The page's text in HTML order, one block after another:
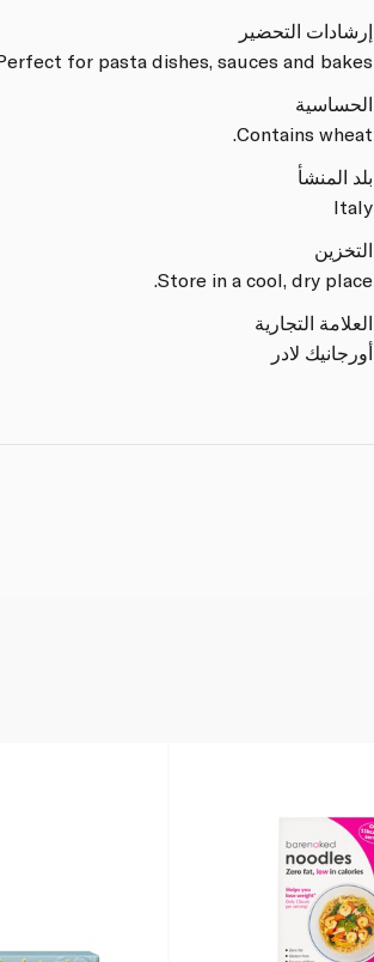
إرشادات التحضير
for pasta dishes, sauces and bakes.
الحساسية
Contains wheat.
بلد المنشأ
Italy
التخزين
Store in a cool, dry place.
العلامة التجارية
أورجانيك لادر